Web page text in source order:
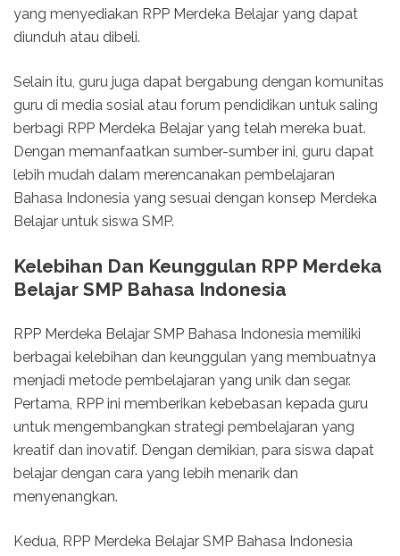
yang menyediakan RPP Merdeka Belajar yang dapat
diunduh atau dibeli.
Selain itu, guru juga dapat bergabung dengan komunitas
guru di media sosial atau forum pendidikan untuk saling
berbagi RPP Merdeka Belajar yang telah mereka buat.
Dengan memanfaatkan sumber-sumber ini, guru dapat
lebih mudah dalam merencanakan pembelajaran
Bahasa Indonesia yang sesuai dengan konsep Merdeka
Belajar untuk siswa SMP.
Kelebihan Dan Keunggulan RPP Merdeka
Belajar SMP Bahasa Indonesia
RPP Merdeka Belajar SMP Bahasa Indonesia memiliki
berbagai kelebihan dan keunggulan yang membuatnya
menjadi metode pembelajaran yang unik dan segar.
Pertama, RPP ini memberikan kebebasan kepada guru
untuk mengembangkan strategi pembelajaran yang
kreatif dan inovatif. Dengan demikian, para siswa dapat
belajar dengan cara yang lebih menarik dan
menyenangkan.
Kedua, RPP Merdeka Belajar SMP Bahasa Indonesia